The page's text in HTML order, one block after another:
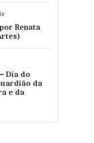
Renata
Dia do
da
e da